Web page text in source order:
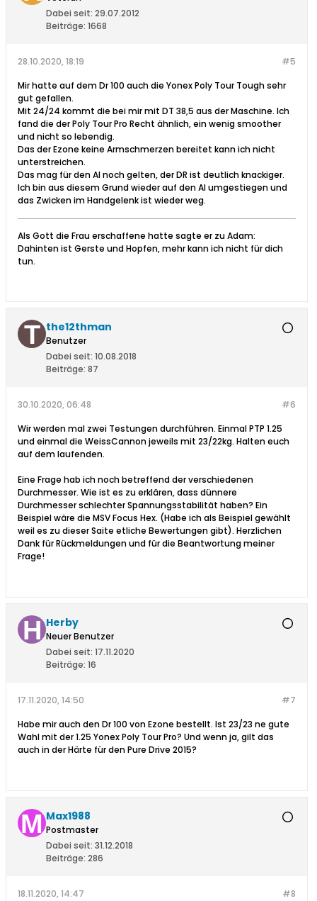
Dabei seit: 29.07.2012
Beiträge: 1668
#5
28.10.2020, 18:19
Mir hatte auf dem Dr 100 auch die Yonex Poly Tour Tough sehr
gut gefallen.
Mit 24/24 kommt die bei mir mit DT 38,5 aus der Maschine. Ich
fand die der Poly Tour Pro Recht ähnlich, ein wenig smoother
und nicht so lebendig.
Das der Ezone keine Armschmerzen bereitet kann ich nicht
unterstreichen.
Das mag für den AI noch gelten, der DR ist deutlich knackiger.
Ich bin aus diesem Grund wieder auf den AI umgestiegen und
das Zwicken im Handgelenk ist wieder weg.
Als Gott die Frau erschaffene hatte sagte er zu Adam:
Dahinten ist Gerste und Hopfen, mehr kann ich nicht für dich
tun.
the12thman
Benutzer
Dabei seit: 10.08.2018
Beiträge: 87
#6
30.10.2020, 06:48
Wir werden mal zwei Testungen durchführen. Einmal PTP 1.25
und einmal die WeissCannon jeweils mit 23/22kg. Halten euch
auf dem laufenden.
Eine Frage hab ich noch betreffend der verschiedenen
Durchmesser. Wie ist es zu erklären, dass dünnere
Durchmesser schlechter Spannungsstabilität haben? Ein
Beispiel wäre die MSV Focus Hex. (Habe ich als Beispiel gewählt
weil es zu dieser Saite etliche Bewertungen gibt). Herzlichen
Dank für Rückmeldungen und für die Beantwortung meiner
Frage!
Herby
Neuer Benutzer
Dabei seit: 17.11.2020
Beiträge: 16
#7
17.11.2020, 14:50
Habe mir auch den Dr 100 von Ezone bestellt. Ist 23/23 ne gute
Wahl mit der 1.25 Yonex Poly Tour Pro? Und wenn ja, gilt das
auch in der Härte für den Pure Drive 2015?
Max1988
Postmaster
Dabei seit: 31.12.2018
Beiträge: 286
#8
18.11.2020, 14:47